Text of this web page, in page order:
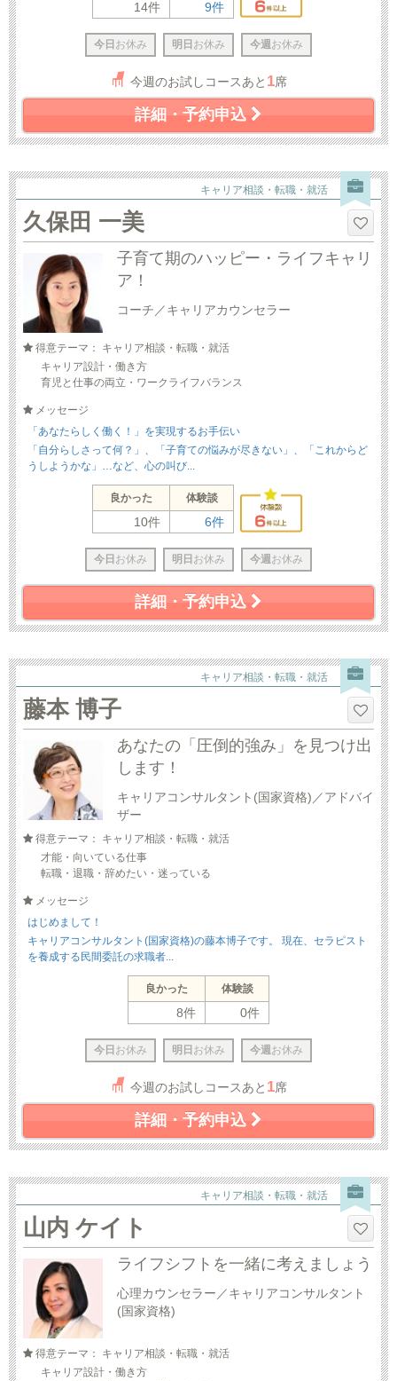
14件 9件
今日 お休み 明日 お休み 今週 お休み
今週のお試しコースあと 1席
詳細・予約申込
キャリア相談・転職・就活
久保田 一美
子育て期のハッピー・ライフキャリ
ア！
コーチ／キャリアカウンセラー
得意テーマ： キャリア相談・転職・就活
キャリア設計・働き方
育児と仕事の両立・ワークライフバランス
メッセージ
「あなたらしく働く！」を実現するお手伝い
「自分らしさって何？」、「子育ての悩みが尽きない」、「これからど
うしようかな」…など、心の叫び...
良かった 体験談
10件 6件
今日 お休み 明日 お休み 今週 お休み
詳細・予約申込
キャリア相談・転職・就活
藤本 博子
あなたの「圧倒的強み」を見つけ出
します！
キャリアコンサルタント(国家資格)／アドバイ
ザー
得意テーマ： キャリア相談・転職・就活
才能・向いている仕事
転職・退職・辞めたい・迷っている
メッセージ
はじめまして！
キャリアコンサルタント(国家資格)の藤本博子です。 現在、セラピスト
を養成する民間委託の求職者...
良かった 体験談
8件 0件
今日 お休み 明日 お休み 今週 お休み
今週のお試しコースあと 1席
詳細・予約申込
キャリア相談・転職・就活
山内 ケイト
ライフシフトを一緒に考えましょう
心理カウンセラー／キャリアコンサルタント
(国家資格)
得意テーマ： キャリア相談・転職・就活
キャリア設計・働き方